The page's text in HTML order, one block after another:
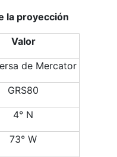
la proyección
Valor
de Mercator
GRS80
4° N
73° W